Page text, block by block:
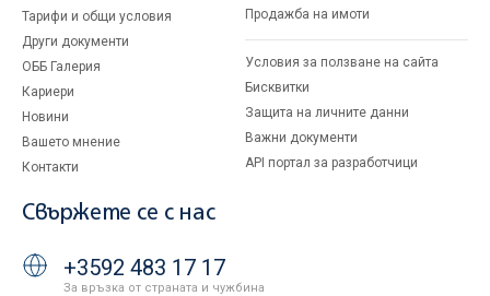
Тарифи и общи условия
Други документи
ОББ Галерия
Кариери
Новини
Вашето мнение
Контакти
Продажба на имоти
Условия за ползване на сайта
Бисквитки
Защита на личните данни
Важни документи
API портал за разработчици
Свържете се с нас
+3592 483 17 17
За връзка от страната и чужбина